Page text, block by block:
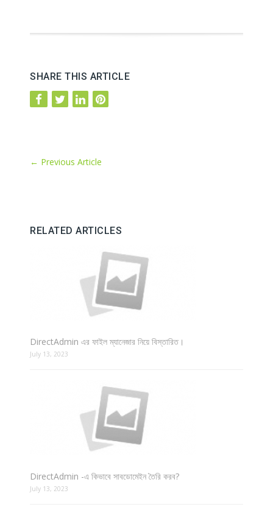
SHARE THIS ARTICLE
← Previous Article
RELATED ARTICLES
DirectAdmin এর ফাইল ম্যানেজার নিয়ে বিস্তারিত।
July 13, 2023
DirectAdmin -এ কিভাবে সাবডোমেইন তৈরি করব?
July 13, 2023